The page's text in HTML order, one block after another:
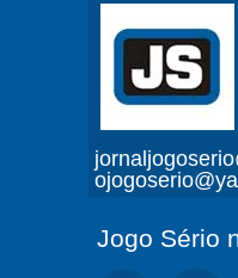
Jogo Sério